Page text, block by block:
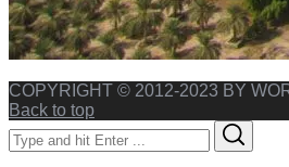
COPYRIGHT © 2012-2023 BY
Back to top
Search
for: